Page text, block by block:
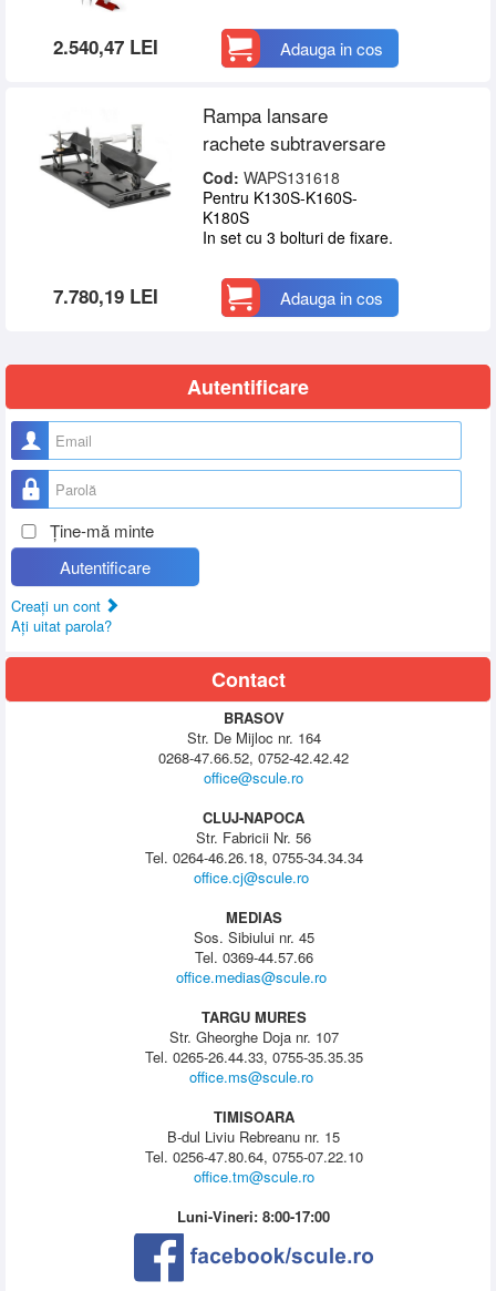
2.540,47 LEI Adauga in cos
Rampa lansare
rachete subtraversare
Cod: WAPS131618
Pentru K130S-K160S-
K180S
In set cu 3 bolturi de fixare.
7.780,19 LEI Adauga in cos
Autentificare
Nume utilizator
Parolă
Ţine-mă minte
Autentificare
Creaţi un cont
Aţi uitat parola?
Contact
BRASOV
Str. De Mijloc nr. 164
0268-47.66.52, 0752-42.42.42
office@scule.ro
CLUJ-NAPOCA
Str. Fabricii Nr. 56
Tel. 0264-46.26.18, 0755-34.34.34
office.cj@scule.ro
MEDIAS
Sos. Sibiului nr. 45
Tel. 0369-44.57.66
office.medias@scule.ro
TARGU MURES
Str. Gheorghe Doja nr. 107
Tel. 0265-26.44.33, 0755-35.35.35
office.ms@scule.ro
TIMISOARA
B-dul Liviu Rebreanu nr. 15
Tel. 0256-47.80.64, 0755-07.22.10
office.tm@scule.ro
Luni-Vineri: 8:00-17:00